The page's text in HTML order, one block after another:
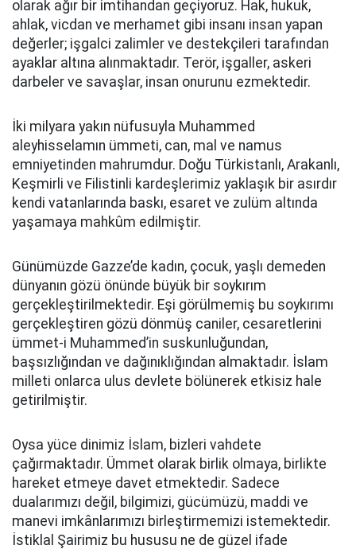
olarak ağır bir imtihandan geçiyoruz. Hak, hukuk,
ahlak, vicdan ve merhamet gibi insanı insan yapan
değerler; işgalci zalimler ve destekçileri tarafından
ayaklar altına alınmaktadır. Terör, işgaller, askeri
darbeler ve savaşlar, insan onurunu ezmektedir.
İki milyara yakın nüfusuyla Muhammed
aleyhisselamın ümmeti, can, mal ve namus
emniyetinden mahrumdur. Doğu Türkistanlı, Arakanlı,
Keşmirli ve Filistinli kardeşlerimiz yaklaşık bir asırdır
kendi vatanlarında baskı, esaret ve zulüm altında
yaşamaya mahkûm edilmiştir.
Günümüzde Gazze’de kadın, çocuk, yaşlı demeden
dünyanın gözü önünde büyük bir soykırım
gerçekleştirilmektedir. Eşi görülmemiş bu soykırımı
gerçekleştiren gözü dönmüş caniler, cesaretlerini
ümmet-i Muhammed’in suskunluğundan,
başsızlığından ve dağınıklığından almaktadır. İslam
milleti onlarca ulus devlete bölünerek etkisiz hale
getirilmiştir.
Oysa yüce dinimiz İslam, bizleri vahdete
çağırmaktadır. Ümmet olarak birlik olmaya, birlikte
hareket etmeye davet etmektedir. Sadece
dualarımızı değil, bilgimizi, gücümüzü, maddi ve
manevi imkânlarımızı birleştirmemizi istemektedir.
İstiklal Şairimiz bu hususu ne de güzel ifade